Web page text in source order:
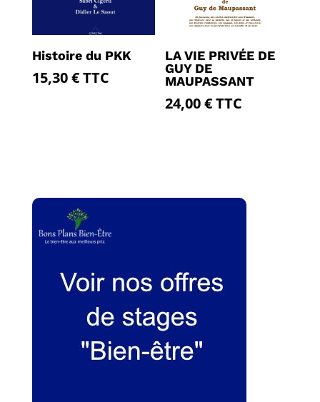
Histoire du PKK
15,30€TTC
LA VIE PRIVÉE DE
GUY DE
MAUPASSANT
24,00€TTC